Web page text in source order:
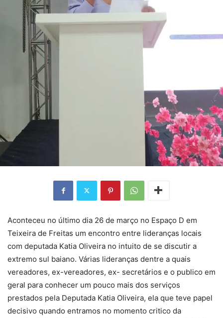
Aconteceu no último dia 26 de março no Espaço D em
Teixeira de Freitas um encontro entre lideranças locais
com deputada Katia Oliveira no intuito de se discutir a
extremo sul baiano. Várias lideranças dentre a quais
vereadores, ex-vereadores, ex- secretários e o publico em
geral para conhecer um pouco mais dos serviços
prestados pela Deputada Katia Oliveira, ela que teve papel
decisivo quando entramos no momento critico da